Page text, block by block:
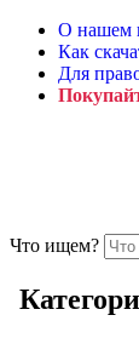
О нашем
Как
Для
Что ищем?